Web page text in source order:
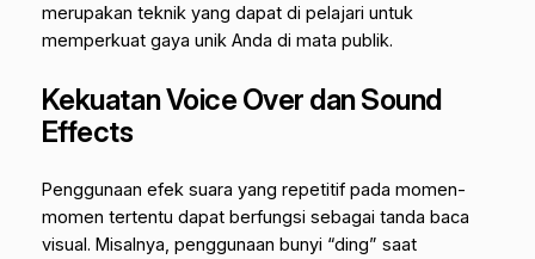
merupakan teknik yang dapat di pelajari untuk
memperkuat gaya unik Anda di mata publik.
Kekuatan Voice Over dan Sound
Effects
Penggunaan efek suara yang repetitif pada momen-
momen tertentu dapat berfungsi sebagai tanda baca
visual. Misalnya, penggunaan bunyi “ding” saat